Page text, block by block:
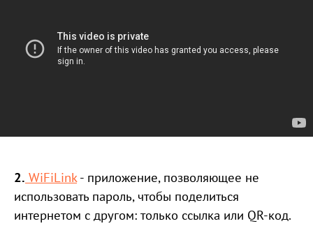
2. WiFiLink - приложение, позволяющее не
использовать пароль, чтобы поделиться
интернетом с другом: только ссылка или QR-код.